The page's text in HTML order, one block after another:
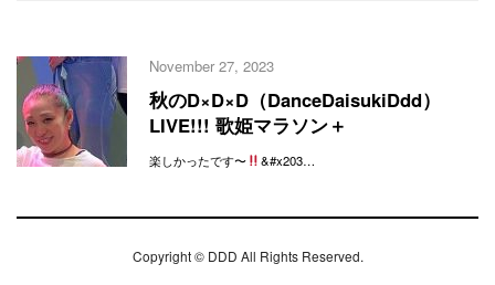
November 27, 2023
秋のD×D×D（DanceDaisukiDdd）
LIVE!!! 歌姫マラソン＋
楽しかったです〜 &#x203…
Copyright © DDD All Rights Reserved.